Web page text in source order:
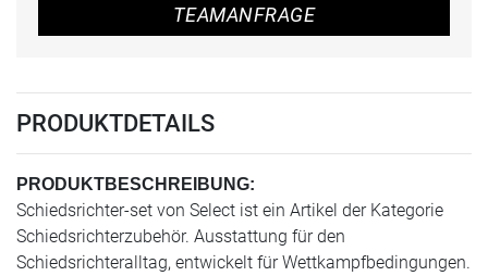
TEAMANFRAGE
PRODUKTDETAILS
PRODUKTBESCHREIBUNG:
Schiedsrichter-set von Select ist ein Artikel der Kategorie
Schiedsrichterzubehör. Ausstattung für den
Schiedsrichteralltag, entwickelt für Wettkampfbedingungen.